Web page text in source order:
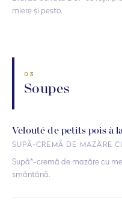
miere și pesto.
03
Soupes
Velouté de petits pois à
SUPĂ-CREMĂ DE MAZĂRE
Supă*-cremă de mazăre cu
smântână.